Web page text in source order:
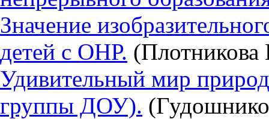
Значение
детей с ОНР.
Удивительный мир
группы ДОУ).